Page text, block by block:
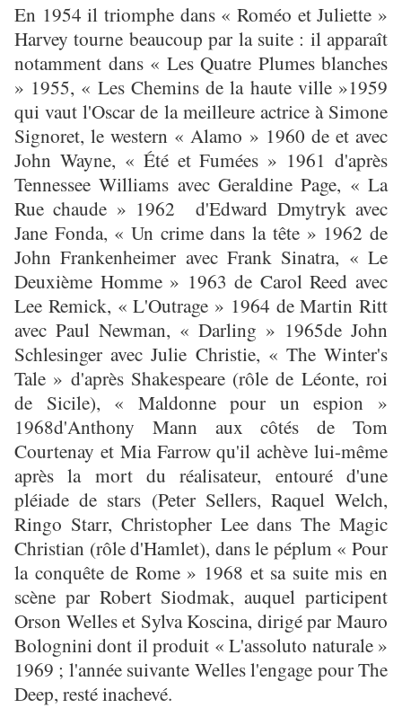
En 1954 il triomphe dans « Roméo et Juliette »
Harvey tourne beaucoup par la suite : il apparaît
notamment dans « Les Quatre Plumes blanches
» 1955, « Les Chemins de la haute ville »1959
qui vaut l'Oscar de la meilleure actrice à Simone
Signoret, le western « Alamo » 1960 de et avec
John Wayne, « Été et Fumées » 1961 d'après
Tennessee Williams avec Geraldine Page, « La
Rue chaude » 1962 d'Edward Dmytryk avec
Jane Fonda, « Un crime dans la tête » 1962 de
John Frankenheimer avec Frank Sinatra, « Le
Deuxième Homme » 1963 de Carol Reed avec
Lee Remick, « L'Outrage » 1964 de Martin Ritt
avec Paul Newman, « Darling » 1965de John
Schlesinger avec Julie Christie, « The Winter's
Tale » d'après Shakespeare (rôle de Léonte, roi
de Sicile), « Maldonne pour un espion »
1968d'Anthony Mann aux côtés de Tom
Courtenay et Mia Farrow qu'il achève lui-même
après la mort du réalisateur, entouré d'une
pléiade de stars (Peter Sellers, Raquel Welch,
Ringo Starr, Christopher Lee dans The Magic
Christian (rôle d'Hamlet), dans le péplum « Pour
la conquête de Rome » 1968 et sa suite mis en
scène par Robert Siodmak, auquel participent
Orson Welles et Sylva Koscina, dirigé par Mauro
Bolognini dont il produit « L'assoluto naturale »
1969 ; l'année suivante Welles l'engage pour The
Deep, resté inachevé.